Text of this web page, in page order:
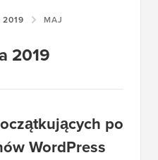
2019 MAJ
2019
po
WordPress